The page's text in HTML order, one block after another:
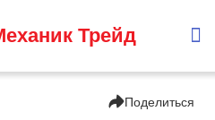
Трейд
Поделиться